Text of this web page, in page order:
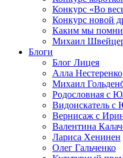
Конкурс «Во
Конкурс новой
Каким мы
Михаил
Блоги
Блог Лицея
Алла Нестеренко
Михаил
Родословная с
Видоискатель
Вернисаж с
Валентина
Лариса Хенинен
Олег Гальченко